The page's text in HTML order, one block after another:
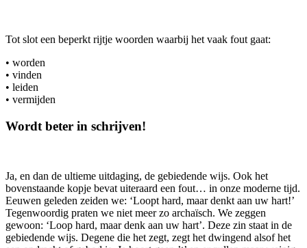
Tot slot een beperkt rijtje woorden waarbij het vaak fout gaat:
• worden
• vinden
• leiden
• vermijden
Wordt beter in schrijven!
Ja, en dan de ultieme uitdaging, de gebiedende wijs. Ook het
bovenstaande kopje bevat uiteraard een fout… in onze moderne tijd.
Eeuwen geleden zeiden we: ‘Loopt hard, maar denkt aan uw hart!’
Tegenwoordig praten we niet meer zo archaïsch. We zeggen
gewoon: ‘Loop hard, maar denk aan uw hart’. Deze zin staat in de
gebiedende wijs. Degene die het zegt, zegt het dwingend alsof het